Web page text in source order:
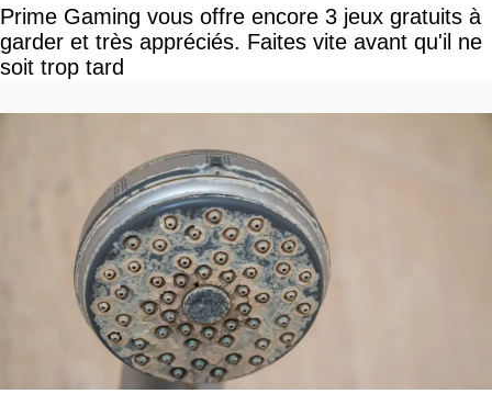
Prime Gaming vous offre encore 3 jeux gratuits à
garder et très appréciés. Faites vite avant qu'il ne
soit trop tard